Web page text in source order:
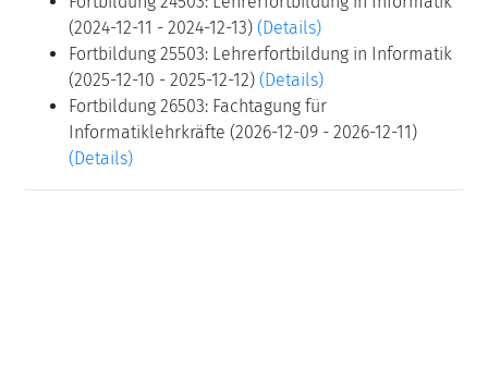
(2024-12-11 - 2024-12-13) (Details)
Fortbildung 25503: Lehrerfortbildung in Informatik
(2025-12-10 - 2025-12-12) (Details)
Fortbildung 26503: Fachtagung für
Informatiklehrkräfte (2026-12-09 - 2026-12-11)
(Details)